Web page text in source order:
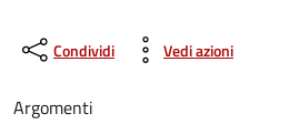
Condividi Vedi azioni
Argomenti